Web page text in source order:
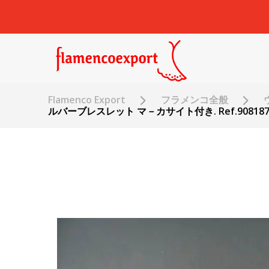
Flamenco Export フラメンコ全般
ルバーブレスレット マ－カサイト付き.